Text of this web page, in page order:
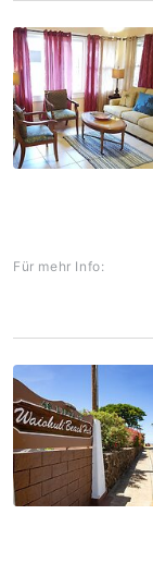
Für mehr Info: